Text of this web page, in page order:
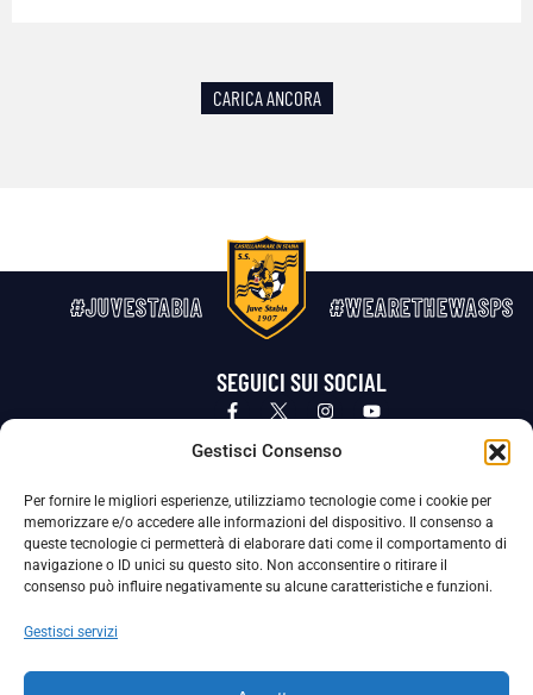
Gestisci Consenso
Per fornire le migliori esperienze, utilizziamo tecnologie come i cookie per
memorizzare e/o accedere alle informazioni del dispositivo. Il consenso a
queste tecnologie ci permetterà di elaborare dati come il comportamento di
navigazione o ID unici su questo sito. Non acconsentire o ritirare il
consenso può influire negativamente su alcune caratteristiche e funzioni.
Gestisci servizi
CARICA ANCORA
#JUVESTABIA #WEARETHEWASPS
SEGUICI SUI SOCIAL
Privacy Policy Cookie Policy
La Società ha nominato il Responsabile della Protezione dei Dati Personali (DPO), figura specializzata che vigila sulle modalità
adottate dalla nostra Società per tutelare i Suoi dati personali.
Per contattare il DPO può scrivere a